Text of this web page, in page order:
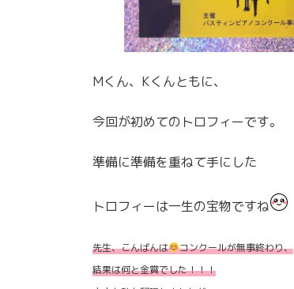
Mくん、Kくんともに、
今回が初めてのトロフィーです。
準備に準備を重ねて手にした
トロフィーは一生の宝物ですね
先生、こんばんは
コンクールが無事終わり、
結果は何と金賞でした！！！